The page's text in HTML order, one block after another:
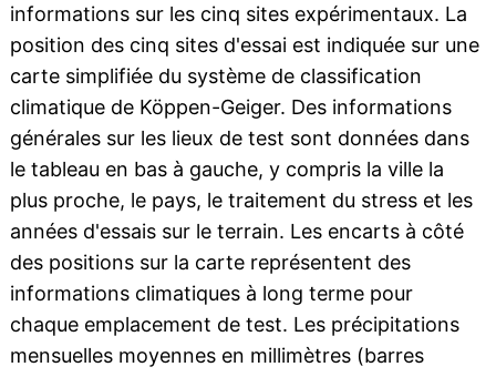
informations sur les cinq sites expérimentaux. La
position des cinq sites d'essai est indiquée sur une
carte simplifiée du système de classification
climatique de Köppen-Geiger. Des informations
générales sur les lieux de test sont données dans
le tableau en bas à gauche, y compris la ville la
plus proche, le pays, le traitement du stress et les
années d'essais sur le terrain. Les encarts à côté
des positions sur la carte représentent des
informations climatiques à long terme pour
chaque emplacement de test. Les précipitations
mensuelles moyennes en millimètres (barres